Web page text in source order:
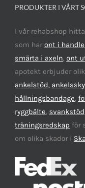
PRODUKTER I VÅRT
I vår rehabshop
som haront i
smärta i axeln, ont
apotekt erbjuder
ankelstöd,
hållningsbandage,
ryggbälte, svankstöd
träningsredskap för
om olika skador i